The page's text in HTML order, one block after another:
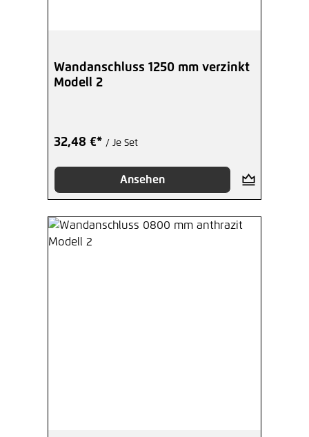
Wandanschluss 1250 mm verzinkt
Modell 2
32,48 €* / Je Set
Ansehen